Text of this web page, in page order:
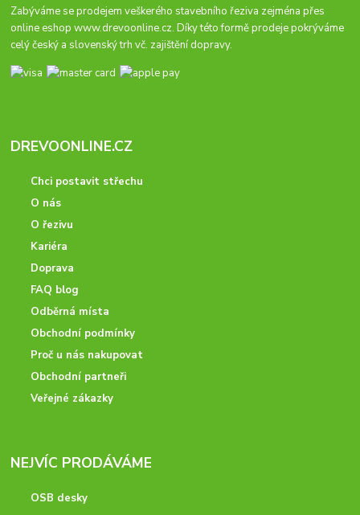
Zabýváme se prodejem veškerého stavebního řeziva zejména přes
online eshopwww.drevoonline.cz. Díky této formě prodeje pokrýváme
celý český a slovenský trh vč. zajištění dopravy.
DREVOONLINE.CZ
Chci postavit střechu
O nás
O řezivu
Kariéra
Doprava
FAQ blog
Odběrná místa
Obchodní podmínky
Proč u nás nakupovat
Obchodní partneři
Veřejné zákazky
NEJVÍC PRODÁVÁME
OSB desky